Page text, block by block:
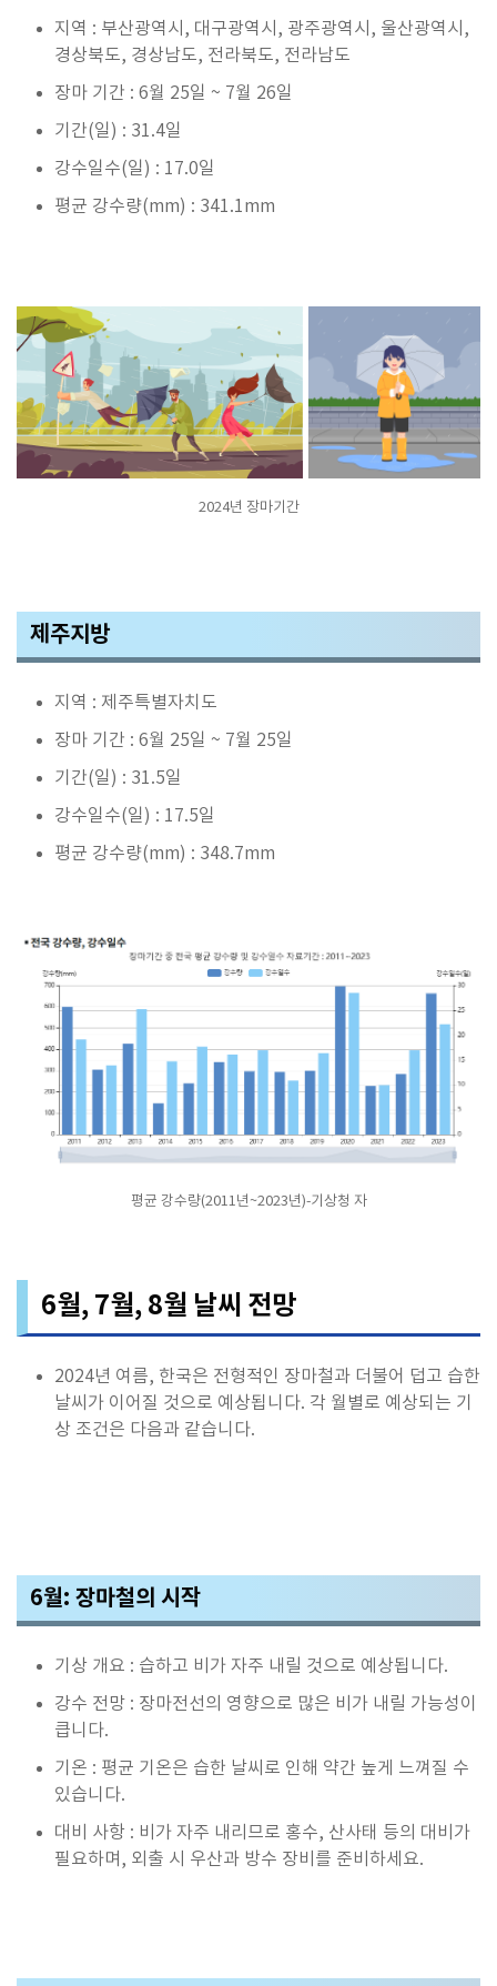
지역 : 부산광역시, 대구광역시, 광주광역시, 울산광역시,
경상북도, 경상남도, 전라북도, 전라남도
장마 기간 : 6월 25일 ~ 7월 26일
기간(일) : 31.4일
강수일수(일) : 17.0일
평균 강수량(mm) : 341.1mm
2024년 장마기간
제주지방
지역 : 제주특별자치도
장마 기간 : 6월 25일 ~ 7월 25일
기간(일) : 31.5일
강수일수(일) : 17.5일
평균 강수량(mm) : 348.7mm
평균 강수량(2011년~2023년)-기상청 자
6월, 7월, 8월 날씨 전망
2024년 여름, 한국은 전형적인 장마철과 더불어 덥고 습한
날씨가 이어질 것으로 예상됩니다. 각 월별로 예상되는 기
상 조건은 다음과 같습니다.
6월: 장마철의 시작
기상 개요 : 습하고 비가 자주 내릴 것으로 예상됩니다.
강수 전망 : 장마전선의 영향으로 많은 비가 내릴 가능성이
큽니다.
기온 : 평균 기온은 습한 날씨로 인해 약간 높게 느껴질 수
있습니다.
대비 사항 : 비가 자주 내리므로 홍수, 산사태 등의 대비가
필요하며, 외출 시 우산과 방수 장비를 준비하세요.